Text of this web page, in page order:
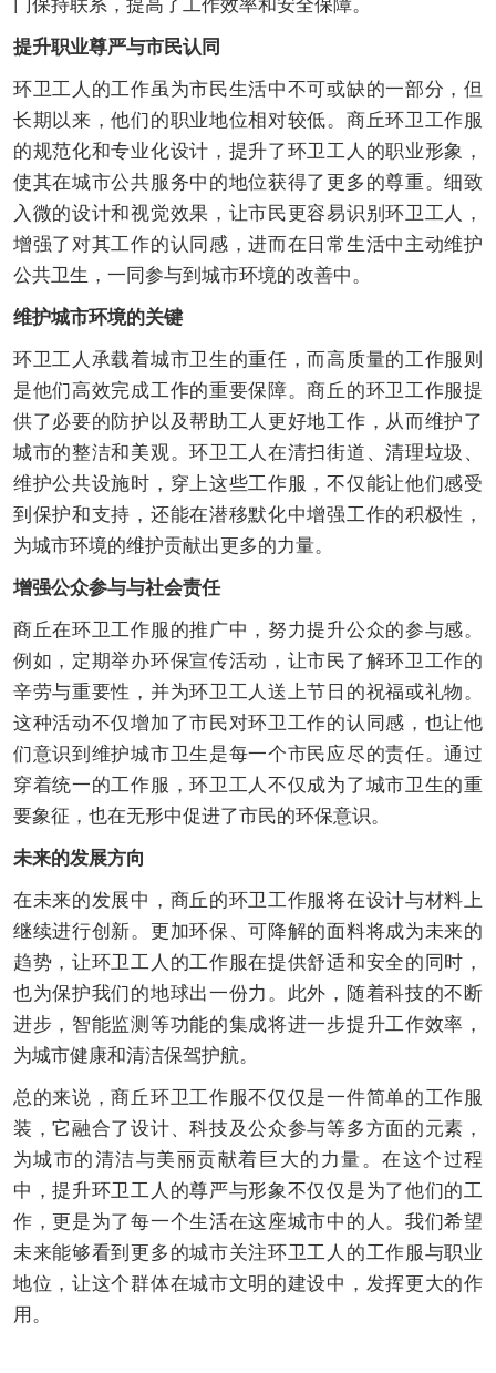
门保持联系，提高了工作效率和安全保障。
提升职业尊严与市民认同
环卫工人的工作虽为市民生活中不可或缺的一部分，但
长期以来，他们的职业地位相对较低。商丘环卫工作服
的规范化和专业化设计，提升了环卫工人的职业形象，
使其在城市公共服务中的地位获得了更多的尊重。细致
入微的设计和视觉效果，让市民更容易识别环卫工人，
增强了对其工作的认同感，进而在日常生活中主动维护
公共卫生，一同参与到城市环境的改善中。
维护城市环境的关键
环卫工人承载着城市卫生的重任，而高质量的工作服则
是他们高效完成工作的重要保障。商丘的环卫工作服提
供了必要的防护以及帮助工人更好地工作，从而维护了
城市的整洁和美观。环卫工人在清扫街道、清理垃圾、
维护公共设施时，穿上这些工作服，不仅能让他们感受
到保护和支持，还能在潜移默化中增强工作的积极性，
为城市环境的维护贡献出更多的力量。
增强公众参与与社会责任
商丘在环卫工作服的推广中，努力提升公众的参与感。
例如，定期举办环保宣传活动，让市民了解环卫工作的
辛劳与重要性，并为环卫工人送上节日的祝福或礼物。
这种活动不仅增加了市民对环卫工作的认同感，也让他
们意识到维护城市卫生是每一个市民应尽的责任。通过
穿着统一的工作服，环卫工人不仅成为了城市卫生的重
要象征，也在无形中促进了市民的环保意识。
未来的发展方向
在未来的发展中，商丘的环卫工作服将在设计与材料上
继续进行创新。更加环保、可降解的面料将成为未来的
趋势，让环卫工人的工作服在提供舒适和安全的同时，
也为保护我们的地球出一份力。此外，随着科技的不断
进步，智能监测等功能的集成将进一步提升工作效率，
为城市健康和清洁保驾护航。
总的来说，商丘环卫工作服不仅仅是一件简单的工作服
装，它融合了设计、科技及公众参与等多方面的元素，
为城市的清洁与美丽贡献着巨大的力量。在这个过程
中，提升环卫工人的尊严与形象不仅仅是为了他们的工
作，更是为了每一个生活在这座城市中的人。我们希望
未来能够看到更多的城市关注环卫工人的工作服与职业
地位，让这个群体在城市文明的建设中，发挥更大的作
用。